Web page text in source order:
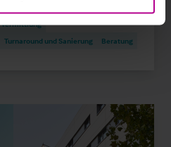
Vermittlung
Turnaround und Sanierung Beratung